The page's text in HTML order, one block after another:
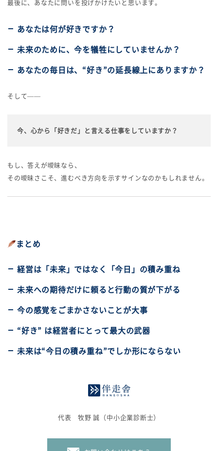
最後に、あなたに問いを投げかけたいと思います。
あなたは何が好きですか？
未来のために、今を犠牲にしていませんか？
あなたの毎日は、“好き”の延長線上にありますか？
そして——
今、心から「好きだ」と言える仕事をしていますか？
もし、答えが曖昧なら、
その曖昧さこそ、進むべき方向を示すサインなのかもしれません。
まとめ
経営は「未来」ではなく「今日」の積み重ね
未来への期待だけに頼ると行動の質が下がる
今の感覚をごまかさないことが大事
“好き” は経営者にとって最大の武器
未来は“今日の積み重ね”でしか形にならない
代表 牧野 誠（中小企業診断士）